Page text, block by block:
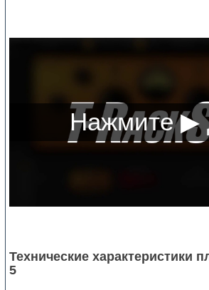
Технические характеристики
5